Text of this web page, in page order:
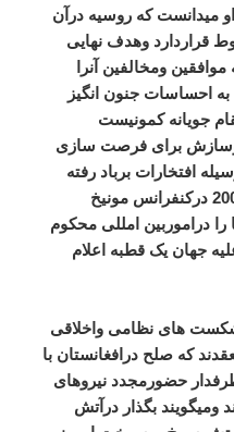
میدانست که روسیه درآن
قراردارد وهدف نهایی
ومخالفین آنرا
به احساسات جنون انگیز
جویانه کمونیست
وسازش برای فرصت سازی
افتخارات برباد رفته
روسیه رازنده گردانید ودرسال 2007 درکنفرانس مونیخ
دراموربین امللی محکوم
جهان یک قطبه اعلام
های نظامی واخلاقی
که صلح درافغانستان با
حضورمجدد نیروهای
ومیگویند بگذار درآتش